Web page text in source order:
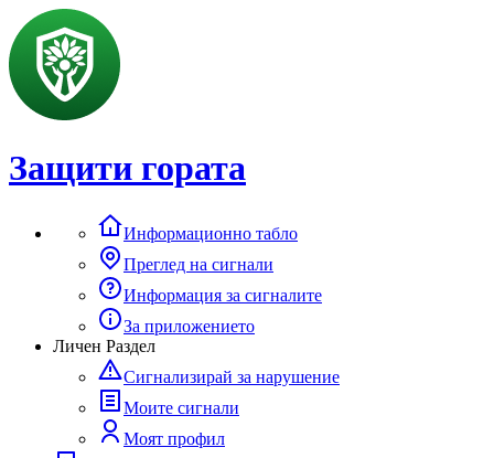
Защити гората
Информационно табло
Преглед на сигнали
Информация за сигналите
За приложението
Личен Раздел
Сигнализирай за нарушение
Моите сигнали
Моят профил